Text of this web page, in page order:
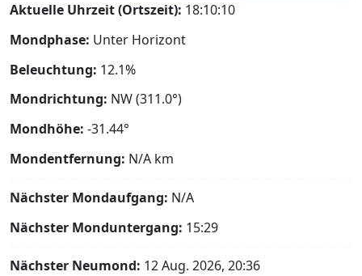
Aktuelle Uhrzeit (Ortszeit): 18:10:11
Mondphase: Unter Horizont
Beleuchtung: 12.1%
Mondrichtung: NW (311.0°)
Mondhöhe: -31.44°
Mondentfernung: N/A km
Nächster Mondaufgang: N/A
Nächster Monduntergang: 15:29
Nächster Neumond: 12 Aug. 2026, 20:36